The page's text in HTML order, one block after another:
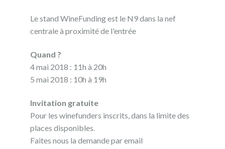
Le stand WineFunding est le N9 dans la nef
centrale à proximité de l'entrée
Quand ?
4 mai 2018 : 11h à 20h
5 mai 2018 : 10h à 19h
Invitation gratuite
Pour les winefunders inscrits, dans la limite des
places disponibles.
Faites nous la demande par email